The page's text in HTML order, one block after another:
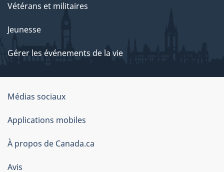
Vétérans et militaires
Jeunesse
Gérer les événements de la vie
Organisation
du
gouvernement
du
Canada
Médias sociaux
Applications mobiles
À propos de Canada.ca
Avis